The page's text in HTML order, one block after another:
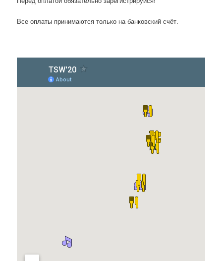
Все оплаты принимаются только на банковский счёт.